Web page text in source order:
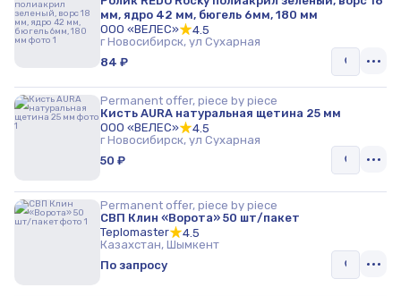
мм, ядро 42 мм, бюгель 6мм, 180 мм
ООО «ВЕЛЕС»
4.5
г Новосибирск, ул Сухарная
84 ₽
Permanent offer, piece by piece
Кисть AURA натуральная щетина 25 мм
ООО «ВЕЛЕС»
4.5
г Новосибирск, ул Сухарная
50 ₽
Permanent offer, piece by piece
СВП Клин «Ворота» 50 шт/пакет
Teplomaster
4.5
Казахстан, Шымкент
По запросу